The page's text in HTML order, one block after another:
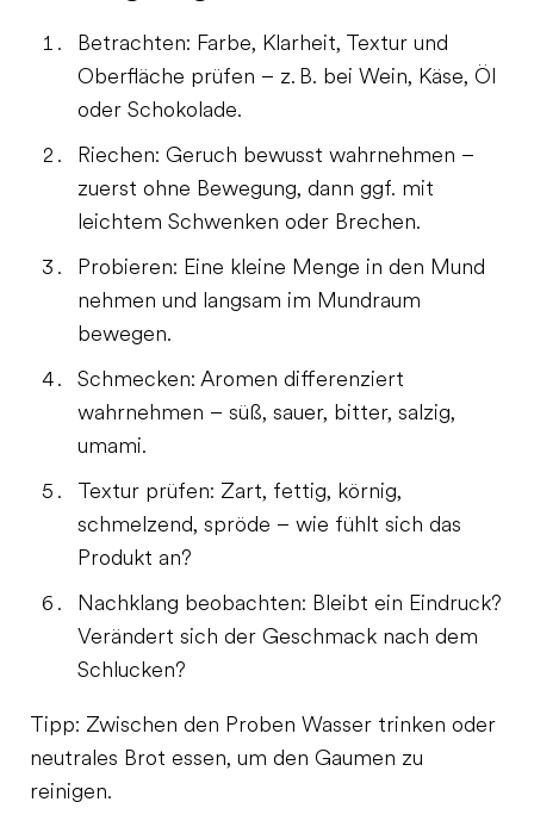
Betrachten: Farbe, Klarheit, Textur und
Oberfläche prüfen – z. B. bei Wein, Käse, Öl
oder Schokolade.
Riechen: Geruch bewusst wahrnehmen –
zuerst ohne Bewegung, dann ggf. mit
leichtem Schwenken oder Brechen.
Probieren: Eine kleine Menge in den Mund
nehmen und langsam im Mundraum
bewegen.
Schmecken: Aromen differenziert
wahrnehmen – süß, sauer, bitter, salzig,
umami.
Textur prüfen: Zart, fettig, körnig,
schmelzend, spröde – wie fühlt sich das
Produkt an?
Nachklang beobachten: Bleibt ein Eindruck?
Verändert sich der Geschmack nach dem
Schlucken?
Tipp: Zwischen den Proben Wasser trinken oder
neutrales Brot essen, um den Gaumen zu
reinigen.